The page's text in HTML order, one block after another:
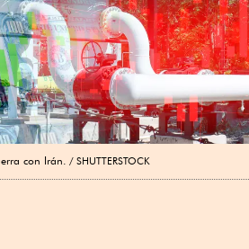
con Irán. SHUTTERSTOCK